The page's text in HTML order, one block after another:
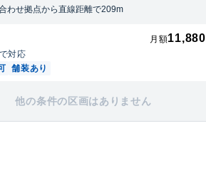
わせ拠点から直線距離で209m
月額11,880
対応
舗装あり
他の条件の区画はありません